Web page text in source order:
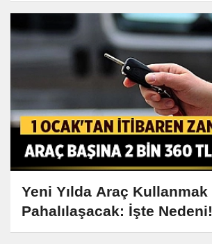
Yeni Yılda Araç Kullanmak
Pahalılaşacak: İşte Nedeni!